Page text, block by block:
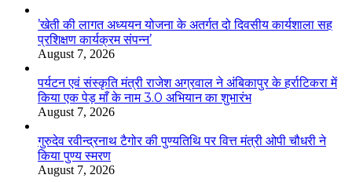
’खेती की लागत अध्ययन योजना के अतर्गत दो दिवसीय कार्यशाला सह
प्रशिक्षण कार्यक्रम संपन्न’
August 7, 2026
पर्यटन एवं संस्कृति मंत्री राजेश अग्रवाल ने अंबिकापुर के हर्राटिकरा में
किया एक पेड़ माँ के नाम 3.0 अभियान का शुभारंभ
August 7, 2026
गुरुदेव रवीन्द्रनाथ टैगोर की पुण्यतिथि पर वित्त मंत्री ओपी चौधरी ने
किया पुण्य स्मरण
August 7, 2026